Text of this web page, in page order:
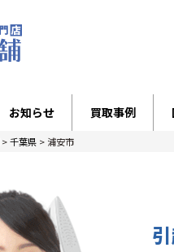
お知らせ 買取事例
>千葉県 > 浦安市